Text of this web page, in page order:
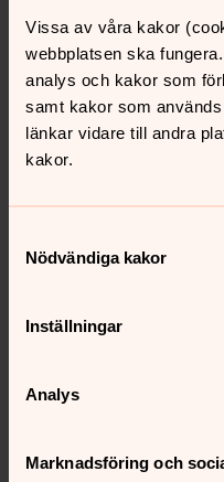
Vissa av våra kakor
webbplatsen ska
analys och kakor som
samt kakor som
länkar vidare till andra
kakor.
Nödvändiga kakor
Inställningar
Analys
Marknadsföring och
Siljansnäs kyrka
Silvbergs kyrka
Sollerö kyrka
Stjärnsunds kyrka
Stora Kopparbergs
Stora Skedvi kyrka